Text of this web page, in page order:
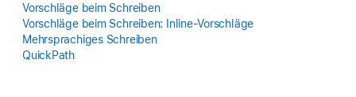
Vor­schläge beim Schreiben
Vor­schläge beim Schreiben: Inline‑Vor­schläge
Mehrsprachiges Schreiben
QuickPath